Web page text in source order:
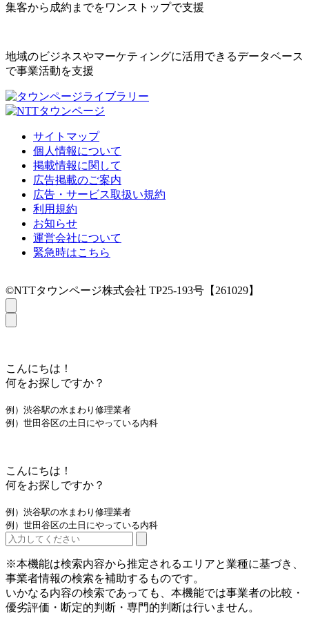
集客から成約までをワンストップで支援
地域のビジネスやマーケティングに活用できるデータベース
で事業活動を支援
サイトマップ
個人情報について
掲載情報に関して
広告掲載のご案内
広告・サービス取扱い規約
利用規約
お知らせ
運営会社について
緊急時はこちら
©NTTタウンページ株式会社 TP25-193号【261029】
こんにちは！
何をお探しですか？
例）渋谷駅の水まわり修理業者
例）世田谷区の土日にやっている内科
こんにちは！
何をお探しですか？
例）渋谷駅の水まわり修理業者
例）世田谷区の土日にやっている内科
※本機能は検索内容から推定されるエリアと業種に基づき、
事業者情報の検索を補助するものです。
いかなる内容の検索であっても、本機能では事業者の比較・
優劣評価・断定的判断・専門的判断は行いません。